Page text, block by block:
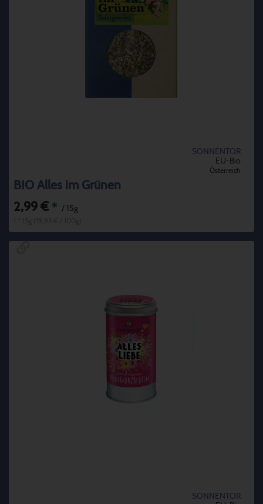
SONNENTOR
EU-Bio
Österreich
BIO Alles im Grünen
2,99 € * / 15g
SONNENTOR